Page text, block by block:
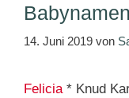
14. Juni 2019 von
Felicia* Knud